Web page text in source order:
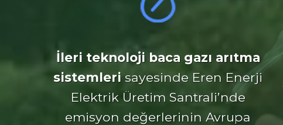
İleri teknoloji baca gazı arıtma
sistemlerisayesinde Eren Enerji
Elektrik Üretim Santrali’nde
emisyon değerlerinin Avrupa